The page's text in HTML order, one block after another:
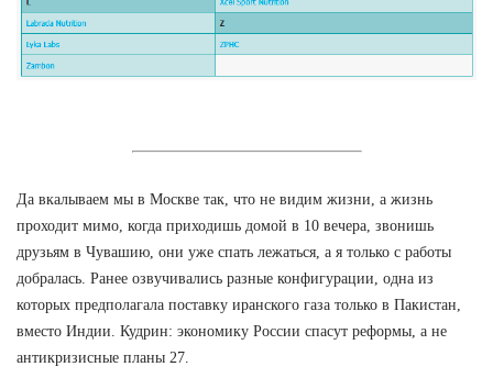
Да вкалываем мы в Москве так, что не видим жизни, а жизнь
проходит мимо, когда приходишь домой в 10 вечера, звонишь
друзьям в Чувашию, они уже спать лежаться, а я только с работы
добралась. Ранее озвучивались разные конфигурации, одна из
которых предполагала поставку иранского газа только в Пакистан,
вместо Индии. Кудрин: экономику России спасут реформы, а не
антикризисные планы 27.